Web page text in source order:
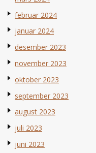
februar 2024
januar 2024
desember 2023
november 2023
oktober 2023
september 2023
august 2023
juli 2023
juni 2023